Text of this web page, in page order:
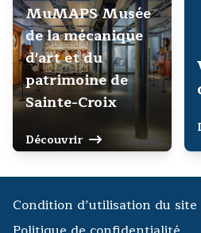
MuMAPS Musée
de la mécanique
d'art et du
patrimoine de
Sainte-Croix
Découvrir
Condition d’utilisation du site